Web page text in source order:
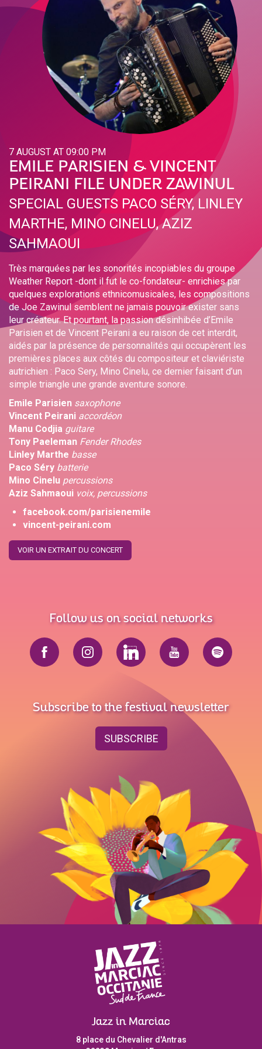
7 AUGUST AT 09:00 PM
EMILE PARISIEN & VINCENT
PEIRANI FILE UNDER ZAWINUL
SPECIAL GUESTS PACO SÉRY, LINLEY
MARTHE, MINO CINELU, AZIZ
SAHMAOUI
Très marquées par les sonorités incopiables du groupe
Weather Report -dont il fut le co-fondateur- enrichies par
quelques explorations ethnicomusicales, les compositions
de Joe Zawinul semblent ne jamais pouvoir exister sans
leur créateur. Et pourtant, la passion désinhibée d’Emile
Parisien et de Vincent Peirani a eu raison de cet interdit,
aidés par la présence de personnalités qui occupèrent les
premières places aux côtés du compositeur et claviériste
autrichien : Paco Sery, Mino Cinelu, ce dernier faisant d’un
simple triangle une grande aventure sonore.
Emile Parisien saxophone
Vincent Peirani accordéon
Manu Codjia guitare
Tony Paeleman Fender Rhodes
Linley Marthe basse
Paco Séry batterie
Mino Cinelu percussions
Aziz Sahmaoui voix, percussions
facebook.com/parisienemile
vincent-peirani.com
VOIR UN EXTRAIT DU CONCERT
Follow us on social networks
Subscribe to the festival newsletter
SUBSCRIBE
Jazz in Marciac
8 place du Chevalier d'Antras